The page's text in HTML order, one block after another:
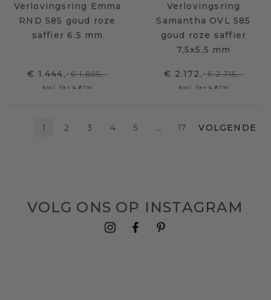
Verlovingsring Emma
RND 585 goud roze
saffier 6.5 mm
€ 1.444,-€ 1.805,-
Excl. Tax & BTW
Verlovingsring
Samantha OVL 585
goud roze saffier
7,5x5,5 mm
€ 2.172,-€ 2.715,-
Excl. Tax & BTW
1 2 3 4 5 … 17 VOLGENDE
VOLG ONS OP INSTAGRAM